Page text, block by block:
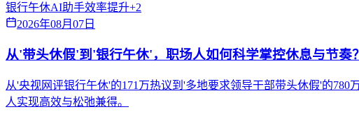
银行午休AI助手效率提升+2
2026年08月07日
从'带头休假'到'银行午休'，职场人如何科学掌控休息与节奏？
从'央视网评银行午休'的171万热议到'多地要求领导干部带头休假'的
人实现高效与松弛兼得。